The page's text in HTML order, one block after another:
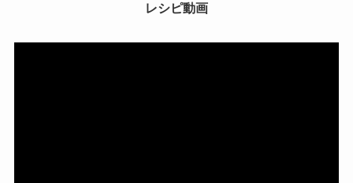
レシピ動画